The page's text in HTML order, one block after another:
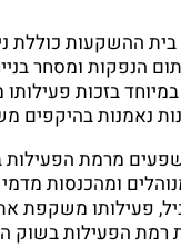
ההשקעות כוללת
הנפקות ומסחר
בזכות
נאמנות בהיקפים
מרמת הפעילות
ומהכנסות מדמי
פעילותו משקפת
רמת הפעילות בשוק